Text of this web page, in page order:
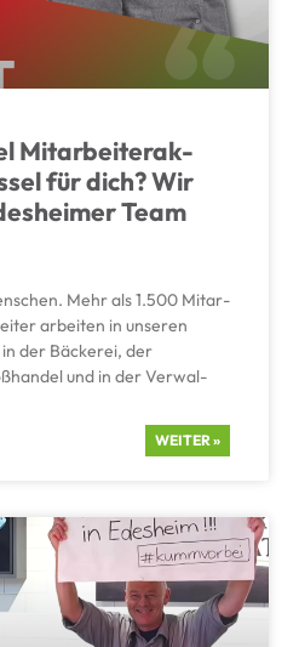
Mitar­bei­ter­ak­
für dich? Wir
Team
Mehr als 1.500 Mitar­
arbeiten in unseren
der Bäckerei, der
und in der Verwal­
WEITER »